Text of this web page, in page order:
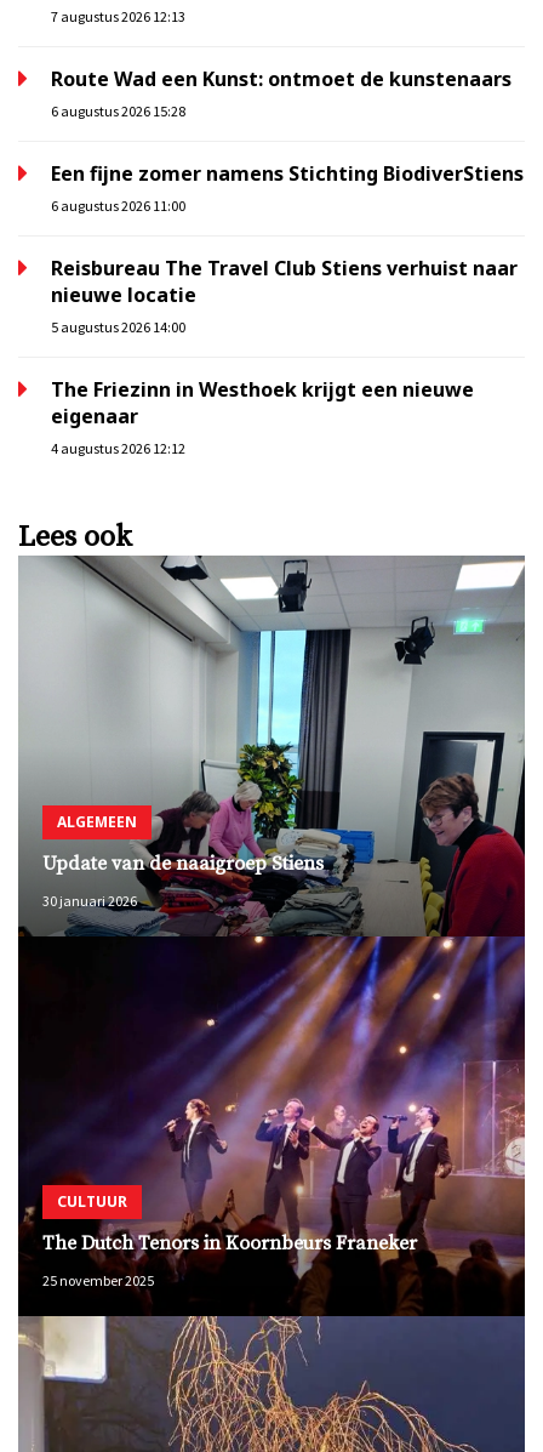
7 augustus 2026 12:13
Route Wad een Kunst: ontmoet de kunstenaars
6 augustus 2026 15:28
Een fijne zomer namens Stichting BiodiverStiens
6 augustus 2026 11:00
Reisbureau The Travel Club Stiens verhuist naar
nieuwe locatie
5 augustus 2026 14:00
The Friezinn in Westhoek krijgt een nieuwe
eigenaar
4 augustus 2026 12:12
Lees ook
ALGEMEEN
Update van de naaigroep Stiens
30 januari 2026
CULTUUR
The Dutch Tenors in Koornbeurs Franeker
25 november 2025